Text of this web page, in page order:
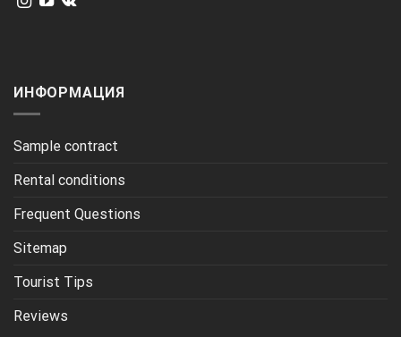
ИНФОРМАЦИЯ
Sample contract
Rental conditions
Frequent Questions
Sitemap
Tourist Tips
Reviews